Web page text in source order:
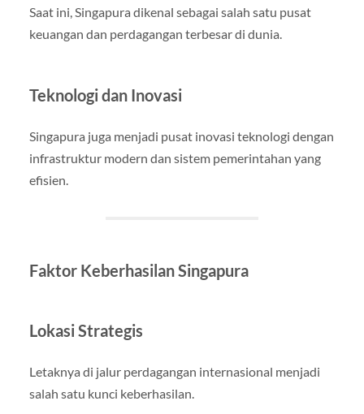
Saat ini, Singapura dikenal sebagai salah satu pusat
keuangan dan perdagangan terbesar di dunia.
Teknologi dan Inovasi
Singapura juga menjadi pusat inovasi teknologi dengan
infrastruktur modern dan sistem pemerintahan yang
efisien.
Faktor Keberhasilan Singapura
Lokasi Strategis
Letaknya di jalur perdagangan internasional menjadi
salah satu kunci keberhasilan.